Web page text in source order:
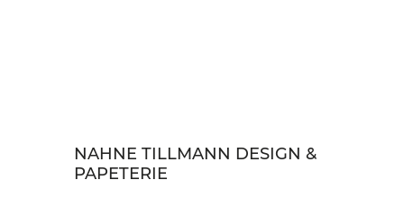
NAHNE TILLMANN DESIGN &
PAPETERIE